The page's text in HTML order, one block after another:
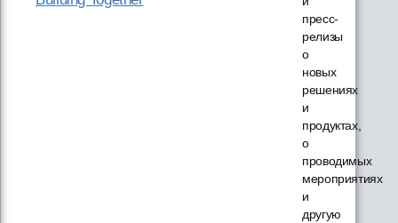
пресс-
релизы
о
новых
решениях
и
продуктах,
о
проводимых
мероприятиях
и
другую